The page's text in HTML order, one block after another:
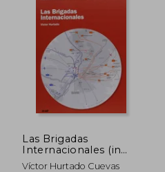
Las Brigadas
Internacionales (in
Spanish)
Víctor Hurtado Cuevas